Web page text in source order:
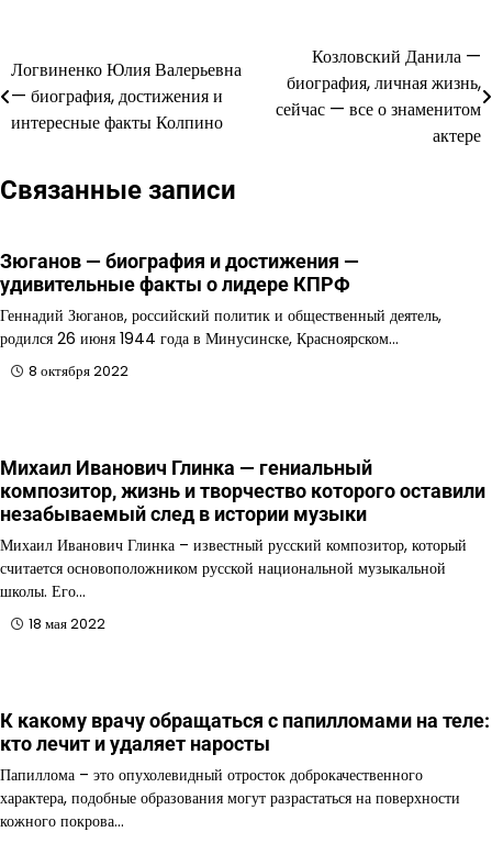
Навигация
по
записям
Логвиненко Юлия Валерьевна
— биография, достижения и
интересные факты Колпино
Козловский Данила —
биография, личная жизнь,
сейчас — все о знаменитом
актере
Связанные записи
Зюганов — биография и достижения —
удивительные факты о лидере КПРФ
Геннадий Зюганов, российский политик и общественный деятель,
родился 26 июня 1944 года в Минусинске, Красноярском…
8 октября 2022
Михаил Иванович Глинка — гениальный
композитор, жизнь и творчество которого оставили
незабываемый след в истории музыки
Михаил Иванович Глинка – известный русский композитор, который
считается основоположником русской национальной музыкальной
школы. Его…
18 мая 2022
К какому врачу обращаться с папилломами на теле:
кто лечит и удаляет наросты
Папиллома – это опухолевидный отросток доброкачественного
характера, подобные образования могут разрастаться на поверхности
кожного покрова…